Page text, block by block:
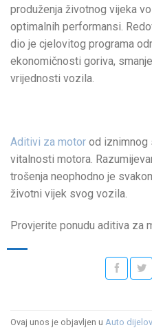
produženja životnog vijeka
optimalnih performansi.
dio je cjelovitog programa
ekonomičnosti goriva,
vrijednosti vozila.
Aditivi za motor od iznimnog
vitalnosti motora.
trošenja neophodno je
životni vijek svog vozila.
Provjerite ponudu aditiva za
Ovaj unos je objavljen u Auto